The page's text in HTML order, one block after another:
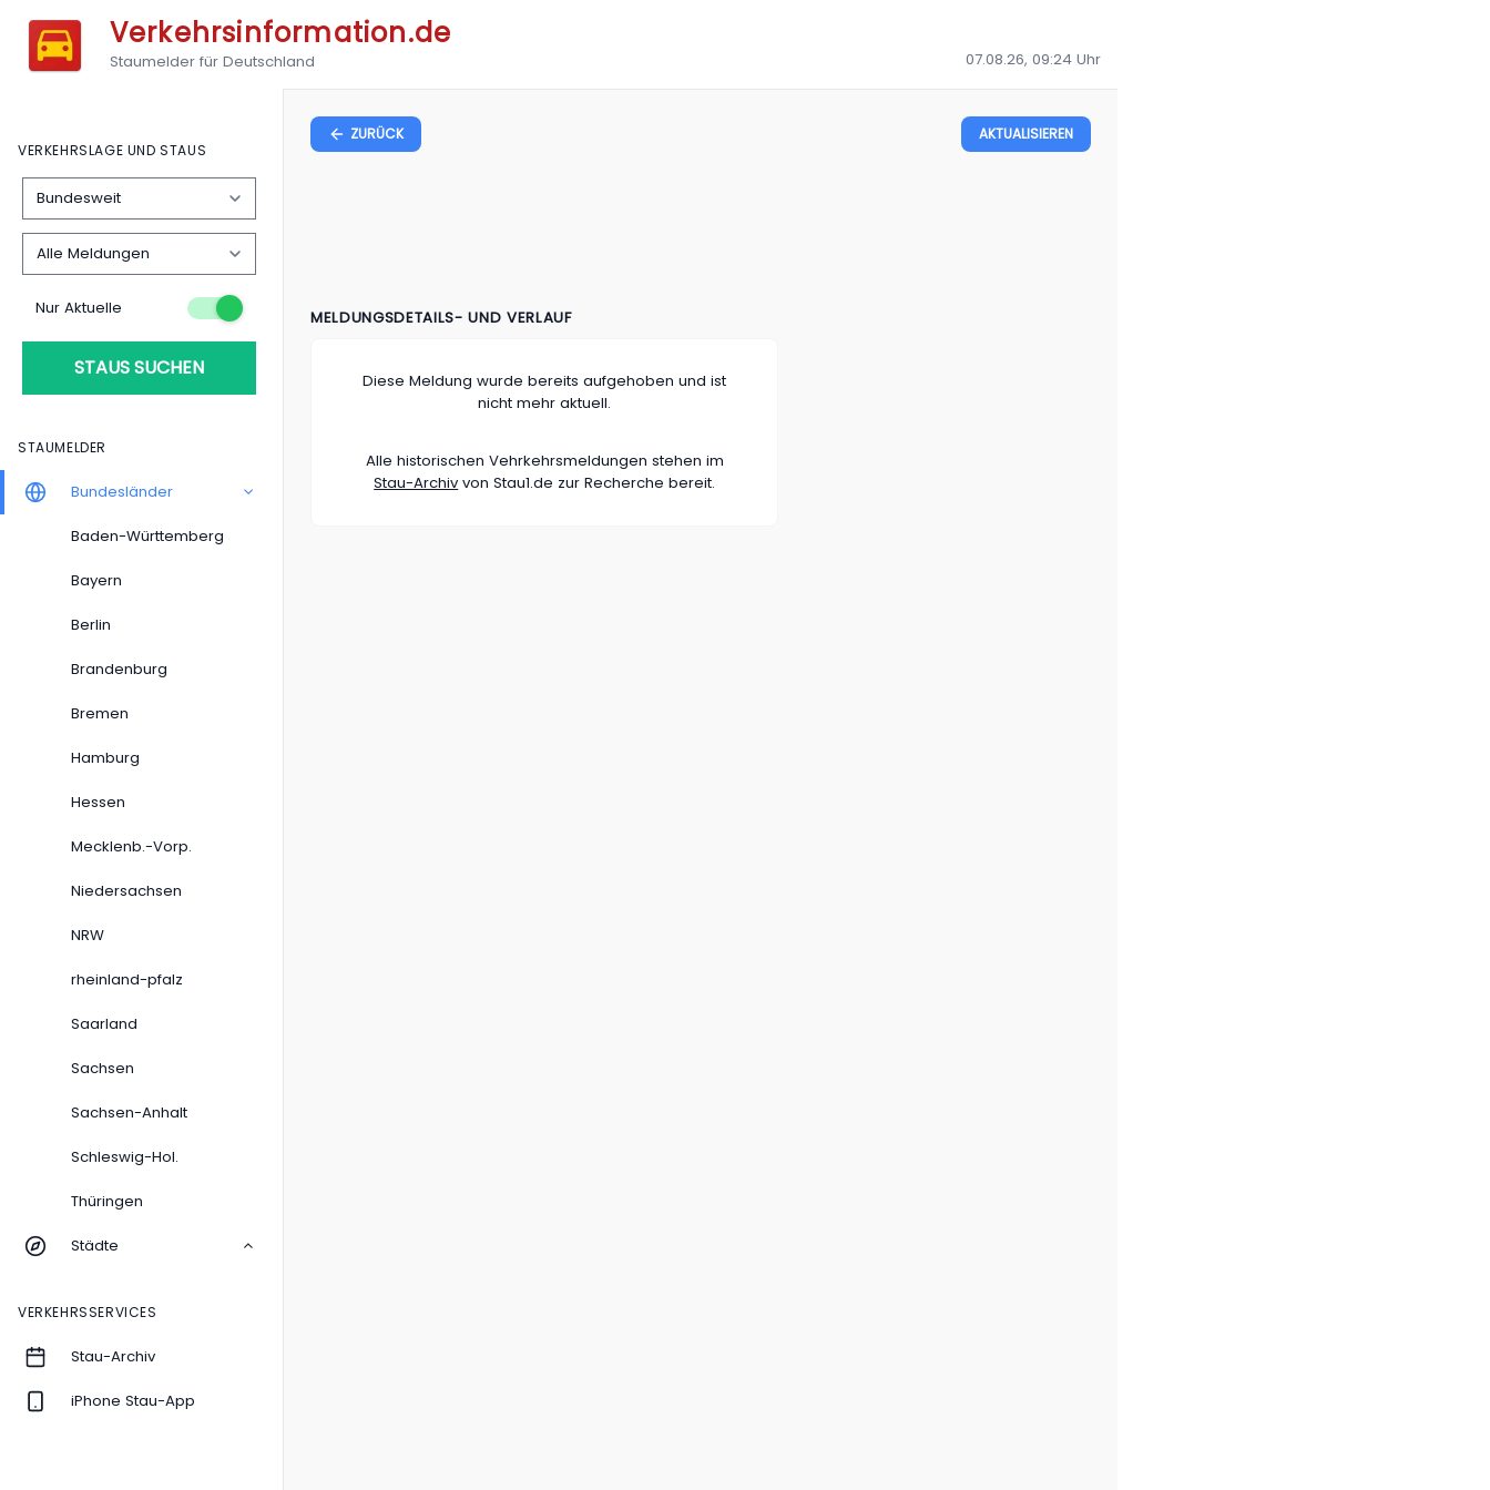
Verkehrsinformation.de
Staumelder für Deutschland 07.08.26, 09:24Uhr
VERKEHRSLAGE UND STAUS
Nur Aktuelle
STAUS SUCHEN
STAUMELDER
Bundesländer
Baden-Württemberg
Bayern
Berlin
Brandenburg
Bremen
Hamburg
Hessen
Mecklenb.-Vorp.
Niedersachsen
NRW
rheinland-pfalz
Saarland
Sachsen
Sachsen-Anhalt
Schleswig-Hol.
Thüringen
Städte
VERKEHRSSERVICES
Stau-Archiv
iPhone Stau-App
ZURÜCK AKTUALISIEREN
MELDUNGSDETAILS- UND VERLAUF
Diese Meldung wurde bereits aufgehoben und ist
nicht mehr aktuell.
Alle historischen Vehrkehrsmeldungen stehen im
Stau-Archiv von Stau1.de zur Recherche bereit.